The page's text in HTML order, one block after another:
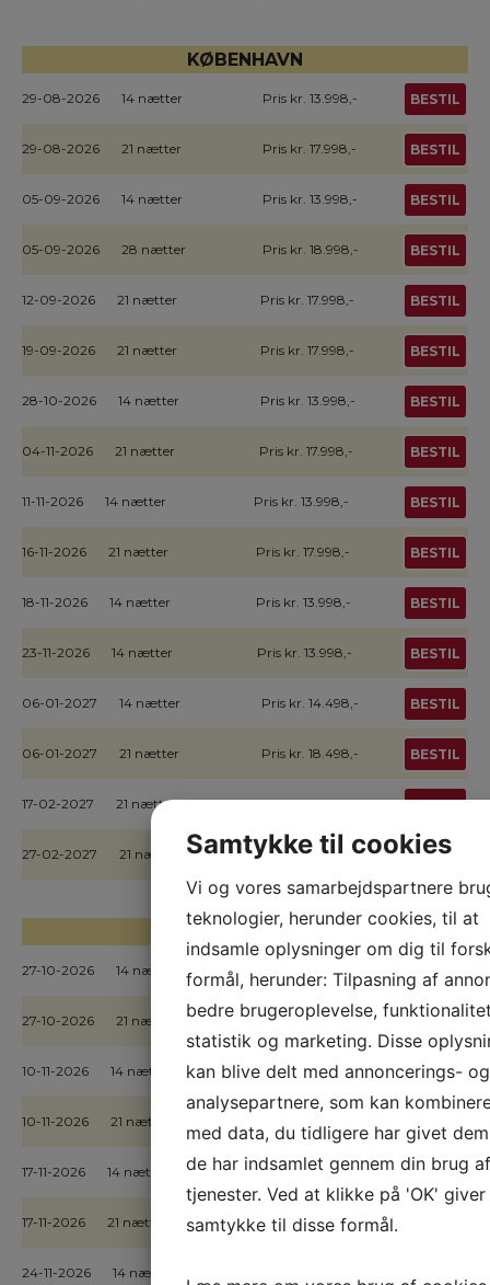
KØBENHAVN
29-08-2026 14 nætter Pris kr. 13.998,- BESTIL
29-08-2026 21 nætter Pris kr. 17.998,- BESTIL
05-09-2026 14 nætter Pris kr. 13.998,- BESTIL
05-09-2026 28 nætter Pris kr. 18.998,- BESTIL
12-09-2026 21 nætter Pris kr. 17.998,- BESTIL
19-09-2026 21 nætter Pris kr. 17.998,- BESTIL
28-10-2026 14 nætter Pris kr. 13.998,- BESTIL
04-11-2026 21 nætter Pris kr. 17.998,- BESTIL
11-11-2026 14 nætter Pris kr. 13.998,- BESTIL
16-11-2026 21 nætter Pris kr. 17.998,- BESTIL
18-11-2026 14 nætter Pris kr. 13.998,- BESTIL
23-11-2026 14 nætter Pris kr. 13.998,- BESTIL
06-01-2027 14 nætter Pris kr. 14.498,- BESTIL
06-01-2027 21 nætter Pris kr. 18.498,- BESTIL
17-02-2027 21 nætter Pris kr. 18.498,- BESTIL
27-02-2027 21 nætter Pris kr. 18.498,- BESTIL
ÅLBORG
27-10-2026 14 nætter Pris kr. 13.998,- BESTIL
27-10-2026 21 nætter Pris kr. 17.998,- BESTIL
10-11-2026 14 nætter Pris kr. 13.998,- BESTIL
10-11-2026 21 nætter
17-11-2026 14 nætter Pris kr. 13.998,- BESTIL
17-11-2026 21 nætter Pris kr. 17.998,-
24-11-2026 14 nætter
Samtykke til cookies
Vi og vores samarbejdspartnere
teknologier, herunder cookies, til at
indsamle oplysninger om dig til
formål, herunder: Tilpasning af
bedre brugeroplevelse,
statistik og marketing. Disse
kan blive delt med annoncerings- og
analysepartnere, som kan
med data, du tidligere har givet
de har indsamlet gennem din brug
tjenester. Ved at klikke på 'OK' giver
samtykke til disse formål.